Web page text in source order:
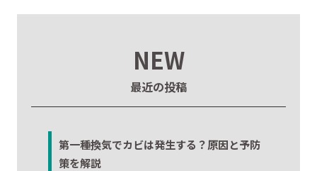
NEW
最近の投稿
第一種換気でカビは発生する？原因と予防
策を解説